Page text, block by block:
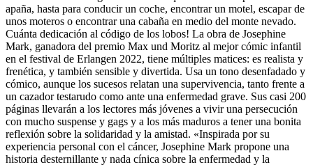
apaña, hasta para conducir un coche, encontrar un motel, escapar de
unos moteros o encontrar una cabaña en medio del monte nevado.
Cuánta dedicación al código de los lobos! La obra de Josephine
Mark, ganadora del premio Max und Moritz al mejor cómic infantil
en el festival de Erlangen 2022, tiene múltiples matices: es realista y
frenética, y también sensible y divertida. Usa un tono desenfadado y
cómico, aunque los sucesos relatan una supervivencia, tanto frente a
un cazador testarudo como ante una enfermedad grave. Sus casi 200
páginas llevarán a los lectores más jóvenes a vivir una persecución
con mucho suspense y gags y a los más maduros a tener una bonita
reflexión sobre la solidaridad y la amistad. «Inspirada por su
experiencia personal con el cáncer, Josephine Mark propone una
historia desternillante y nada cínica sobre la enfermedad y la